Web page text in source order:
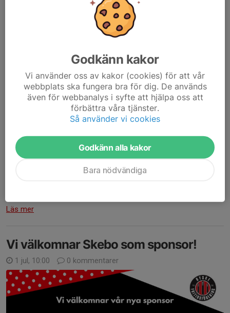
Tillsammans skapar vi trygga idrottsplatser!
Nu på tisdag 7 juli kl 19:00-21:00 har vi glädjen att få besök av
Läs mer
Vi välkomnar Skebo som sponsor!
1 jul, 10:00 0 kommentarer
Godkänn kakor
Vi använder oss av kakor (cookies) för att vår
webbplats ska fungera bra för dig. De används
även för webbanalys i syfte att hjälpa oss att
förbättra våra tjänster.
Så använder vi cookies
Godkänn alla kakor
Bara nödvändiga